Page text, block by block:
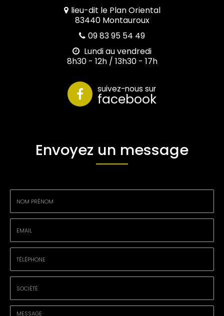
lieu-dit le Plan Oriental
83440 Montauroux
09 83 95 54 49
Lundi au vendredi
8h30 - 12h / 13h30 - 17h
suivez-nous sur
facebook
Envoyez un message
Nom
Prénom
*
Email
*
Tél.
*
Société